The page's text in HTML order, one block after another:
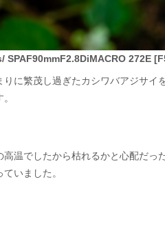
SPAF90mmF2.8DiMACRO 272E
りに繁茂し過ぎたカシワバアジサイ
高温でしたから枯れるかと心配だっ
いました。